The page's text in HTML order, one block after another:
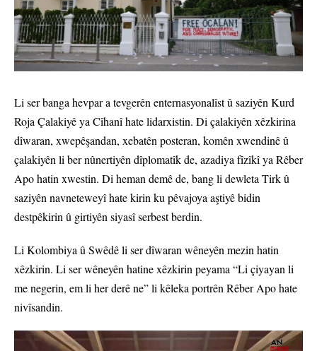
Li ser banga hevpar a tevgerên enternasyonalîst û saziyên Kurd
Roja Çalakiyê ya Cîhanî hate lidarxistin. Di çalakiyên xêzkirina
dîwaran, xwepêşandan, xebatên posteran, komên xwendinê û
çalakiyên li ber nûnertiyên dîplomatîk de, azadiya fîzîkî ya Rêber
Apo hatin xwestin. Di heman demê de, bang li dewleta Tirk û
saziyên navneteweyî hate kirin ku pêvajoya aştiyê bidin
destpêkirin û girtiyên siyasî serbest berdin.
Li Kolombiya û Swêdê li ser dîwaran wêneyên mezin hatin
xêzkirin. Li ser wêneyên hatine xêzkirin peyama “Li çiyayan li
me negerin, em li her derê ne” li kêleka portrên Rêber Apo hate
nivîsandin.